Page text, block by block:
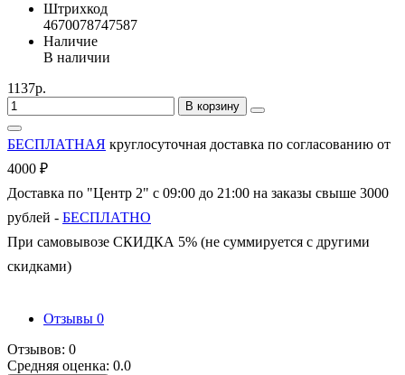
Штрихкод
4670078747587
Наличие
В наличии
1137р.
В корзину
БЕСПЛАТНАЯ круглосуточная доставка по согласованию от
4000 ₽
Доставка по "Центр 2" с 09:00 до 21:00 на заказы свыше 3000
рублей - БЕСПЛАТНО
При самовывозе СКИДКА 5% (не суммируется с другими
скидками)
Отзывы 0
Отзывов: 0
Средняя оценка: 0.0